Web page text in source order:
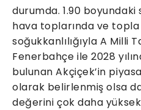
durumda. 1.90 boyundaki
hava toplarında ve topla
soğukkanlılığıyla A Milli
Fenerbahçe ile 2028
bulunan Akçiçek’in
olarak belirlenmiş olsa
değerini çok daha